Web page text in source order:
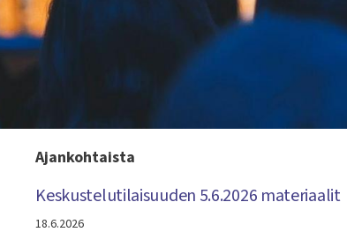
Ajankohtaista
Keskustelutilaisuuden 5.6.2026 materiaalit
18.6.2026